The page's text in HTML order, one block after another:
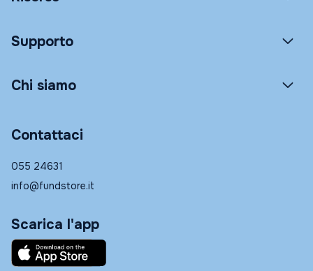
Supporto
Chi siamo
Contattaci
055 24631
info@fundstore.it
Scarica l'app